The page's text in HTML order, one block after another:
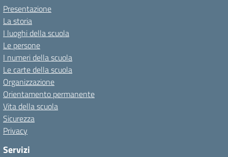
Presentazione
La storia
I luoghi della scuola
Le persone
I numeri della scuola
Le carte della scuola
Organizzazione
Orientamento permanente
Vita della scuola
Sicurezza
Privacy
Servizi